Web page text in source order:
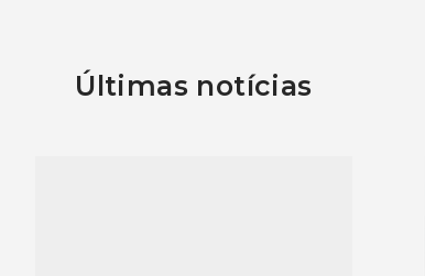
Últimas notícias